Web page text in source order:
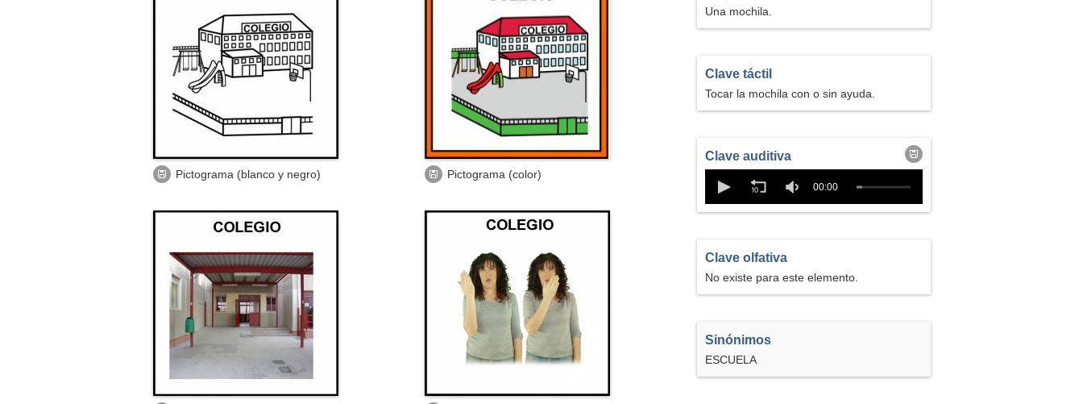
fichasolistas de fichas
Cada ficha puede contener:
Pictograma (color y blanco y negro)
Foto
Signo (y su vídeo)
Objeto real (descripción)
Clave táctil (descripción)
Clave olfativa (descripción)
Información sobre el Proyecto
Descargar
Pictograma (blanco y negro)
Descargar
Pictograma (color)
Una mochila.
Clave táctil
Tocar la mochila con o sin ayuda.
Clave auditiva
Mediateca EducaMadrid
Descargar
clave
auditiva
Clave olfativa
No existe para este elemento.
Sinónimos
ESCUELA